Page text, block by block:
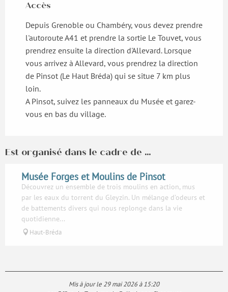
Accès
Accès
Depuis Grenoble ou Chambéry, vous devez prendre
l'autoroute A41 et prendre la sortie Le Touvet, vous
prendrez ensuite la direction d'Allevard. Lorsque
vous arrivez à Allevard, vous prendrez la direction
de Pinsot (Le Haut Bréda) qui se situe 7 km plus
loin.
A Pinsot, suivez les panneaux du Musée et garez-
vous en bas du village.
Est organisé dans le cadre de ...
Musée Forges et Moulins de Pinsot
Découvrez un ensemble de trois moulins en action, mus
par les eaux du torrent du Gleyzin. Un mélange d’odeurs et
de battements divers qui nous replonge dans la vie
quotidienne...
Haut-Bréda
Mis à jour le 29 mai 2026 à 15:20